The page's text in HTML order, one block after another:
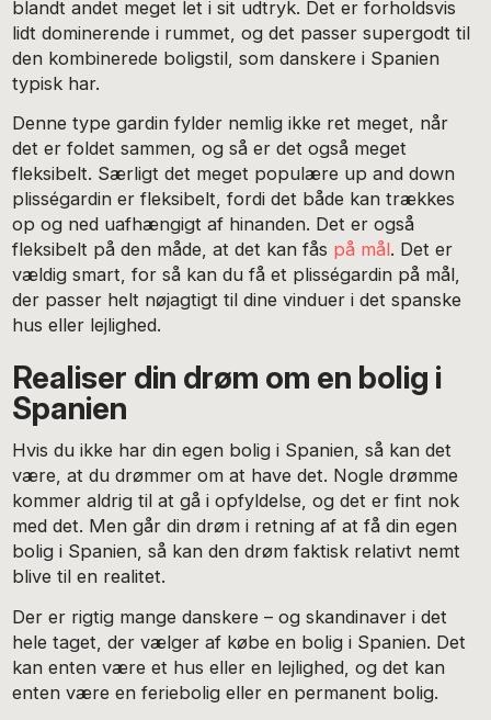
blandt andet meget let i sit udtryk. Det er forholdsvis
lidt dominerende i rummet, og det passer supergodt til
den kombinerede boligstil, som danskere i Spanien
typisk har.
Denne type gardin fylder nemlig ikke ret meget, når
det er foldet sammen, og så er det også meget
fleksibelt. Særligt det meget populære up and down
plisségardin er fleksibelt, fordi det både kan trækkes
op og ned uafhængigt af hinanden. Det er også
fleksibelt på den måde, at det kan fås på mål. Det er
vældig smart, for så kan du få et plisségardin på mål,
der passer helt nøjagtigt til dine vinduer i det spanske
hus eller lejlighed.
Realiser din drøm om en bolig i
Spanien
Hvis du ikke har din egen bolig i Spanien, så kan det
være, at du drømmer om at have det. Nogle drømme
kommer aldrig til at gå i opfyldelse, og det er fint nok
med det. Men går din drøm i retning af at få din egen
bolig i Spanien, så kan den drøm faktisk relativt nemt
blive til en realitet.
Der er rigtig mange danskere – og skandinaver i det
hele taget, der vælger af købe en bolig i Spanien. Det
kan enten være et hus eller en lejlighed, og det kan
enten være en feriebolig eller en permanent bolig.